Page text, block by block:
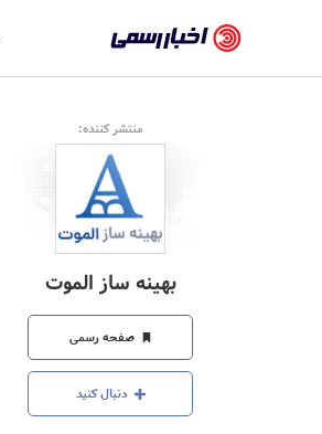
رسمی
-
اخبار
تایید
شده
شرکت‌ها،
سازمان‌ها
و
روابط
عمومی‌ها
منتشر کننده:
بهینه ساز الموت
صفحه رسمی
دنبال کنید